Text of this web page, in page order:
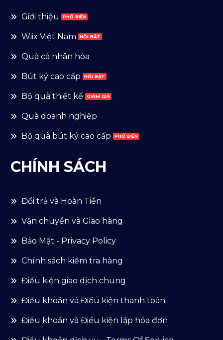
Giới thiệu
Wiix Việt Nam
Quà cá nhân hóa
Bút ký cao cấp
Bộ quà thiết kế
Quà doanh nghiệp
Bộ quà bút ký cao cấp
CHÍNH SÁCH
Đổi trả và Hoàn Tiền
Vận chuyển và Giao hàng
Bảo Mật - Privacy Policy
Chính sách kiểm tra hàng
Điều kiện giao dịch chung
Điều khoản và Điều kiện thanh toán
Điểu khoản và Điều kiện lập hóa đơn